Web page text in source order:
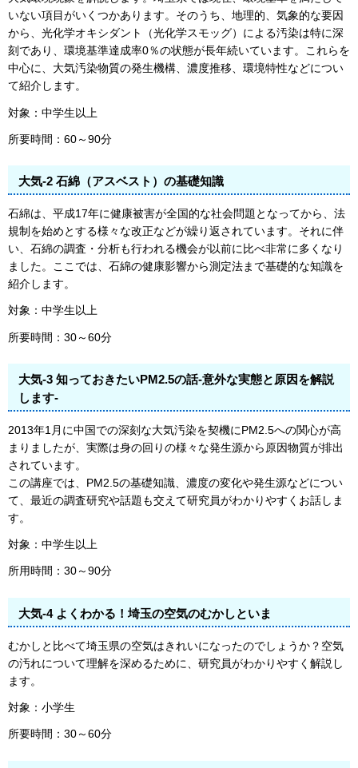
いない項目がいくつかあります。そのうち、地理的、気象的な要因
から、光化学オキシダント（光化学スモッグ）による汚染は特に深
刻であり、環境基準達成率0％の状態が長年続いています。これらを
中心に、大気汚染物質の発生機構、濃度推移、環境特性などについ
て紹介します。
対象：中学生以上
所要時間：60～90分
大気-2 石綿（アスベスト）の基礎知識
石綿は、平成17年に健康被害が全国的な社会問題となってから、法
規制を始めとする様々な改正などが繰り返されています。それに伴
い、石綿の調査・分析も行われる機会が以前に比べ非常に多くなり
ました。ここでは、石綿の健康影響から測定法まで基礎的な知識を
紹介します。
対象：中学生以上
所要時間：30～60分
大気-3 知っておきたいPM2.5の話-意外な実態と原因を解説
します-
2013年1月に中国での深刻な大気汚染を契機にPM2.5への関心が高
まりましたが、実際は身の回りの様々な発生源から原因物質が排出
されています。
この講座では、PM2.5の基礎知識、濃度の変化や発生源などについ
て、最近の調査研究や話題も交えて研究員がわかりやすくお話しま
す。
対象：中学生以上
所用時間：30～90分
大気-4 よくわかる！埼玉の空気のむかしといま
むかしと比べて埼玉県の空気はきれいになったのでしょうか？空気
の汚れについて理解を深めるために、研究員がわかりやすく解説し
ます。
対象：小学生
所要時間：30～60分